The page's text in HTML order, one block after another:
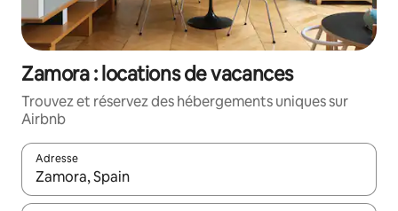
Zamora : locations de vacances
Trouvez et réservez des hébergements uniques sur
Airbnb
Adresse
Lorsque les résultats s'affichent, utilisez les flèches vers le